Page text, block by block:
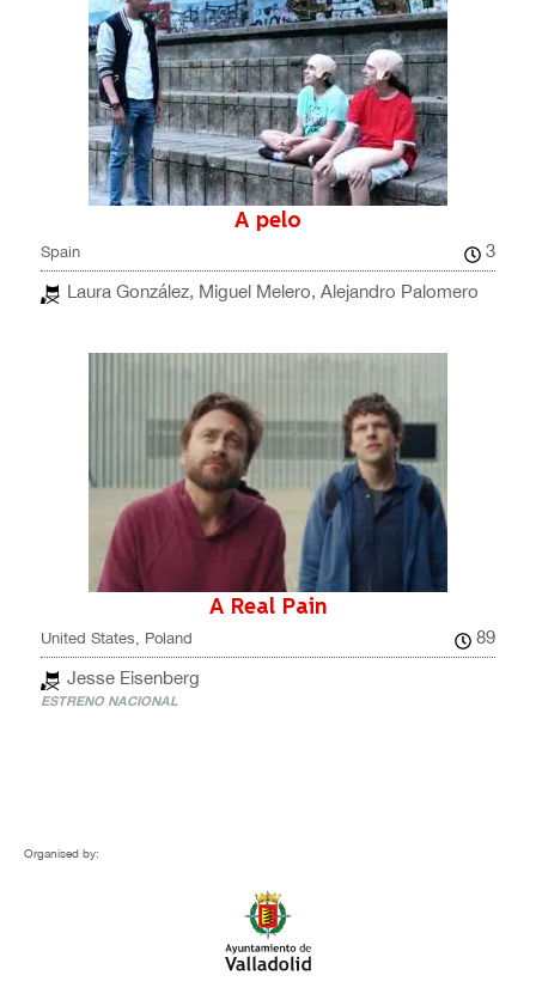
A pelo
Spain
3
Laura González, Miguel Melero, Alejandro Palomero
A Real Pain
United States, Poland
89
Jesse Eisenberg
ESTRENO NACIONAL
Organised by: